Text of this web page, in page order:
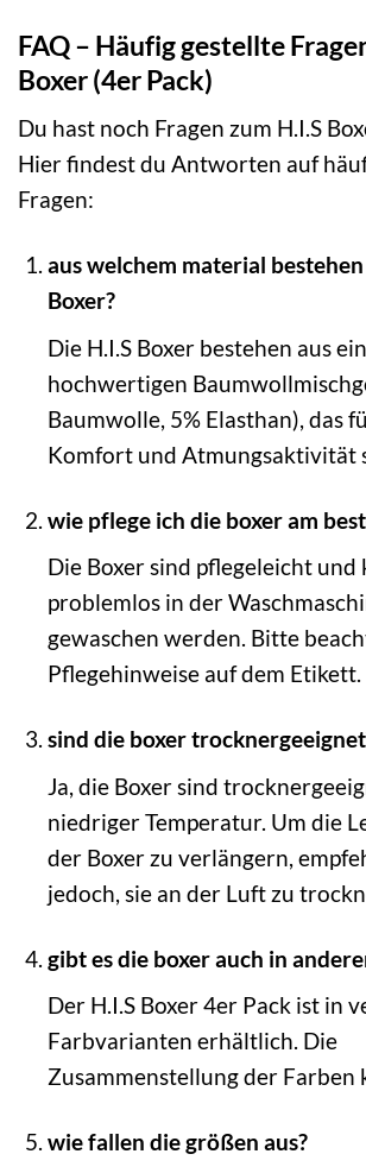
FAQ – Häufig gestellte
Boxer (4er Pack)
Du hast noch Fragen zum H.I.S
Hier findest du Antworten auf
Fragen:
aus welchem material bestehen
Boxer?
Die H.I.S Boxer bestehen aus
hochwertigen
Baumwolle, 5% Elasthan), das
Komfort und Atmungsaktivität
wie pflege ich die boxer am
Die Boxer sind pflegeleicht und
problemlos in der
gewaschen werden. Bitte
Pflegehinweise auf dem Etikett.
sind die boxer
Ja, die Boxer sind
niedriger Temperatur. Um die
der Boxer zu verlängern,
jedoch, sie an der Luft zu
gibt es die boxer auch in
Der H.I.S Boxer 4er Pack ist in
Farbvarianten erhältlich. Die
Zusammenstellung der Farben
wie fallen die größen aus?